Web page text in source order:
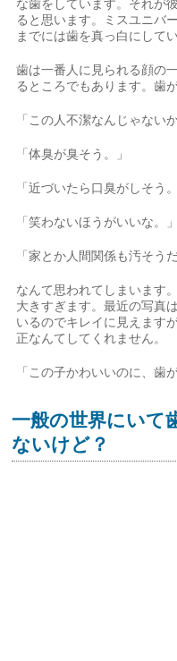
な歯をしています。それが
ると思います。ミスユニバ
までには歯を真っ白にして
歯は一番人に見られる顔の
るところでもあります。歯
「この人不潔なんじゃないか
「体臭が臭そう。」
「近づいたら口臭がしそう。
「笑わないほうがいいな。」
「家とか人間関係も汚そう
なんて思われてしまいます
大きすぎます。最近の写真
いるのでキレイに見えます
正なんてしてくれません。
「この子かわいいのに、歯
一般の世界にいて
ないけど？